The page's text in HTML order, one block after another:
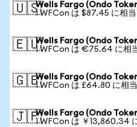
🇺🇸Wells Fargo (Ondo
1 WFCon は $87.45 に相当
🇪🇺Wells Fargo (Ondo
1 WFCon は €75.64 に相
🇬🇧Wells Fargo (Ondo
1 WFCon は £64.80 に相当
🇯🇵Wells Fargo (Ondo
1 WFCon は ￥13,860.34